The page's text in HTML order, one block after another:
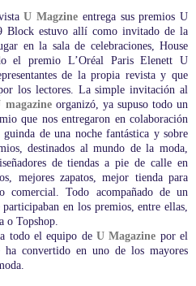
U Magzine entrega sus premios U
Block estuvo allí como invitado de la
en la sala de celebraciones, House
el premio L’Oréal Paris Elenett U
de la propia revista y que
los lectores. La simple invitación al
magazineorganizó, ya supuso todo un
que nos entregaron en colaboración
de una noche fantástica y sobre
destinados al mundo de la moda,
de tiendas a pie de calle en
mejores zapatos, mejor tienda para
comercial. Todo acompañado de un
en los premios, entre ellas,
o Topshop.
todo el equipo de U Magazine por el
convertido en uno de los mayores